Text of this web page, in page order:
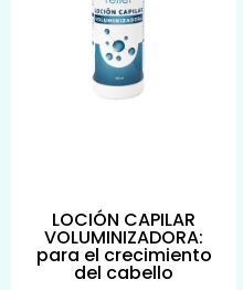
LOCIÓN CAPILAR
VOLUMINIZADORA:
para el crecimiento
del cabello